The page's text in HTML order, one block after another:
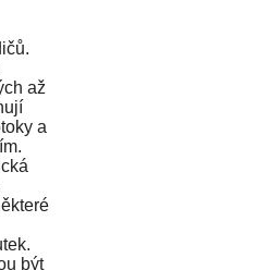
až
a
být